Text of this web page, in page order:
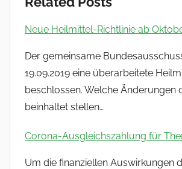
Neue Heilmittel-Richtlinie ab
Der gemeinsame
19.09.2019 eine überarbeitete
beschlossen. Welche Änderungen
beinhaltet stellen…
Corona-Ausgleichszahlung für
Um die finanziellen Auswirkungen